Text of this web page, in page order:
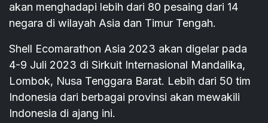
akan menghadapi lebih dari 80 pesaing dari 14
negara di wilayah Asia dan Timur Tengah.
Shell Ecomarathon Asia 2023 akan digelar pada
4-9 Juli 2023 di Sirkuit Internasional Mandalika,
Lombok, Nusa Tenggara Barat. Lebih dari 50 tim
Indonesia dari berbagai provinsi akan mewakili
Indonesia di ajang ini.